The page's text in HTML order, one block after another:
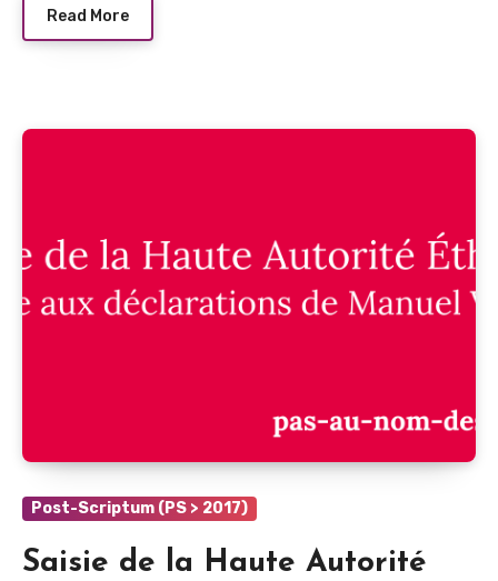
Read More
Post-Scriptum (PS > 2017)
Saisie de la Haute Autorité